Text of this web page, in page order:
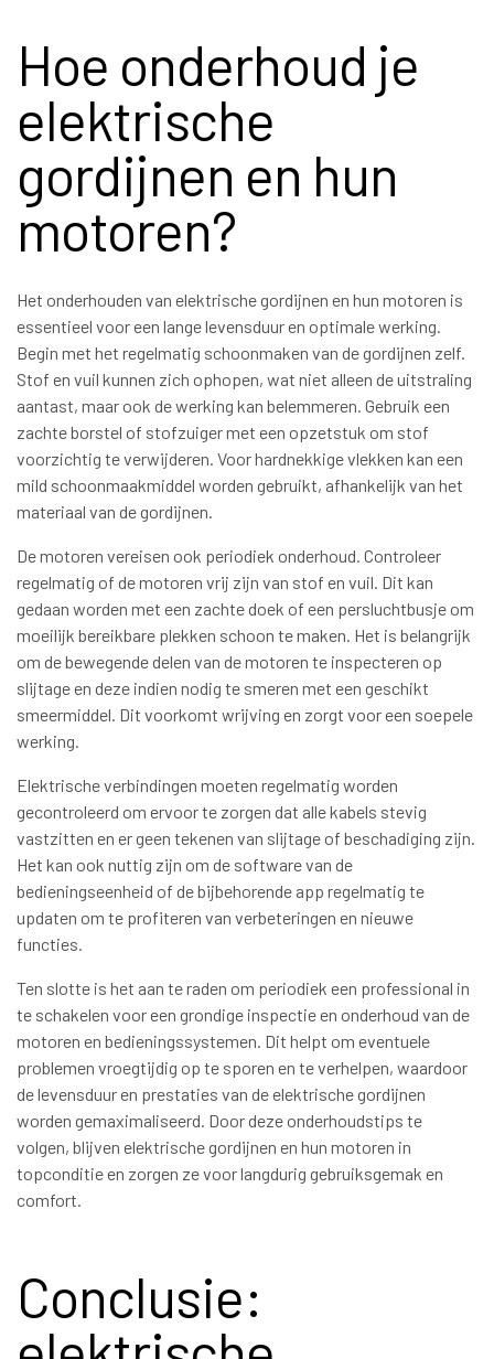
Hoe onderhoud je
elektrische
gordijnen en hun
motoren?
Het onderhouden van elektrische gordijnen en hun motoren is
essentieel voor een lange levensduur en optimale werking.
Begin met het regelmatig schoonmaken van de gordijnen zelf.
Stof en vuil kunnen zich ophopen, wat niet alleen de uitstraling
aantast, maar ook de werking kan belemmeren. Gebruik een
zachte borstel of stofzuiger met een opzetstuk om stof
voorzichtig te verwijderen. Voor hardnekkige vlekken kan een
mild schoonmaakmiddel worden gebruikt, afhankelijk van het
materiaal van de gordijnen.
De motoren vereisen ook periodiek onderhoud. Controleer
regelmatig of de motoren vrij zijn van stof en vuil. Dit kan
gedaan worden met een zachte doek of een persluchtbusje om
moeilijk bereikbare plekken schoon te maken. Het is belangrijk
om de bewegende delen van de motoren te inspecteren op
slijtage en deze indien nodig te smeren met een geschikt
smeermiddel. Dit voorkomt wrijving en zorgt voor een soepele
werking.
Elektrische verbindingen moeten regelmatig worden
gecontroleerd om ervoor te zorgen dat alle kabels stevig
vastzitten en er geen tekenen van slijtage of beschadiging zijn.
Het kan ook nuttig zijn om de software van de
bedieningseenheid of de bijbehorende app regelmatig te
updaten om te profiteren van verbeteringen en nieuwe
functies.
Ten slotte is het aan te raden om periodiek een professional in
te schakelen voor een grondige inspectie en onderhoud van de
motoren en bedieningssystemen. Dit helpt om eventuele
problemen vroegtijdig op te sporen en te verhelpen, waardoor
de levensduur en prestaties van de elektrische gordijnen
worden gemaximaliseerd. Door deze onderhoudstips te
volgen, blijven elektrische gordijnen en hun motoren in
topconditie en zorgen ze voor langdurig gebruiksgemak en
comfort.
Conclusie: